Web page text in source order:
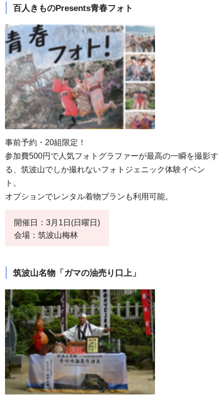
百人きものPresents青春フォト
事前予約・20組限定！
参加費500円で人気フォトグラファーが最高の一瞬を撮影す
る、筑波山でしか撮れないフォトジェニック体験イベン
ト。
オプションでレンタル着物プランも利用可能。
開催日：3月1日(日曜日)
会場：筑波山梅林
筑波山名物「ガマの油売り口上」